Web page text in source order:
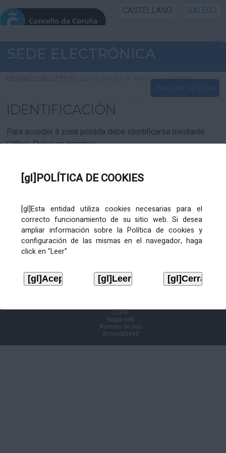
[gl]POLÍTICA DE COOKIES
[gl]Esta entidad utiliza cookies necesarias para el
correcto funcionamiento de su sitio web. Si desea
ampliar información sobre la Política de cookies y
configuración de las mismas en el navegador, haga
click en "Leer"
CASTELLANO GALEGO
INICIO SEDE
INICIO
INFORMACIÓN PÚBLICA
CARTAFOL CIDADÁN
SEDE ELECTRÓNICA
09/08/2026 03:17:05 CORUNA.ES > INICIO > LOGIN
INICIAR SESIÓN
IDENTIFICACIÓN
Para acceder á zona privada debe identificarse mediante
Cl@ve. Pulse no logotipo
LOPD
Mapa web
Normas de uso
Accesibilidad